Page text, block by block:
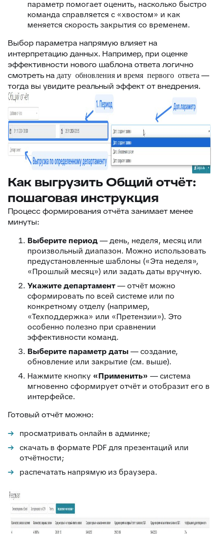
параметр помогает оценить, насколько быстро
команда справляется с «хвостом» и как
меняется скорость закрытия со временем.
Выбор параметра напрямую влияет на
интерпретацию данных. Например, при оценке
эффективности нового шаблона ответа логично
смотреть на дату обновления и время первого ответа —
тогда вы увидите реальный эффект от внедрения.
Как выгрузить Общий отчёт:
пошаговая инструкция
Процесс формирования отчёта занимает менее
минуты:
Выберите период— день, неделя, месяц или
произвольный диапазон. Можно использовать
предустановленные шаблоны («Эта неделя»,
«Прошлый месяц») или задать даты вручную.
Укажите департамент— отчёт можно
сформировать по всей системе или по
конкретному отделу (например,
«Техподдержка» или «Претензии»). Это
особенно полезно при сравнении
эффективности команд.
Выберите параметр даты— создание,
обновление или закрытие (см. выше).
Нажмите кнопку «Применить» — система
мгновенно сформирует отчёт и отобразит его в
интерфейсе.
Готовый отчёт можно:
просматривать онлайн в админке;
скачать в формате PDF для презентаций или
отчётности;
распечатать напрямую из браузера.